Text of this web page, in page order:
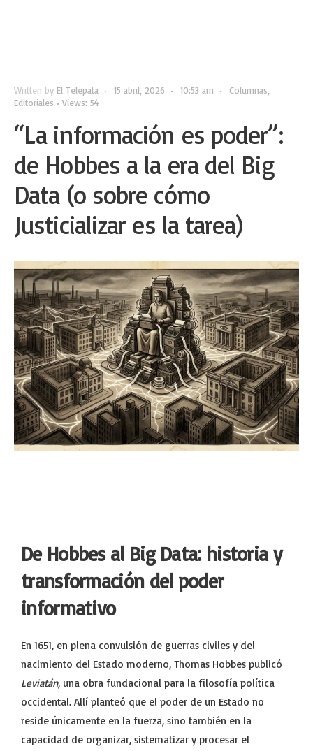
Written by El Telepata • 15 abril, 2026 • 10:53 am • Columnas
Editoriales • Views: 54
“La información es poder”:
de Hobbes a la era del Big
Data (o sobre cómo
Justicializar es la tarea)
De Hobbes al Big Data: historia y
transformación del poder
informativo
En 1651, en plena convulsión de guerras civiles y del
nacimiento del Estado moderno, Thomas Hobbes publicó
Leviatán, una obra fundacional para la filosofía política
occidental. Allí planteó que el poder de un Estado no
reside únicamente en la fuerza, sino también en la
capacidad de organizar, sistematizar y procesar el